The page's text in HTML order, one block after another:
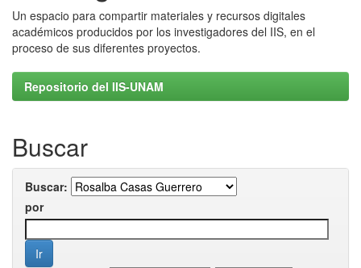
Un espacio para compartir materiales y recursos digitales
académicos producidos por los investigadores del IIS, en el
proceso de sus diferentes proyectos.
Repositorio del IIS-UNAM
Buscar
Buscar:
por